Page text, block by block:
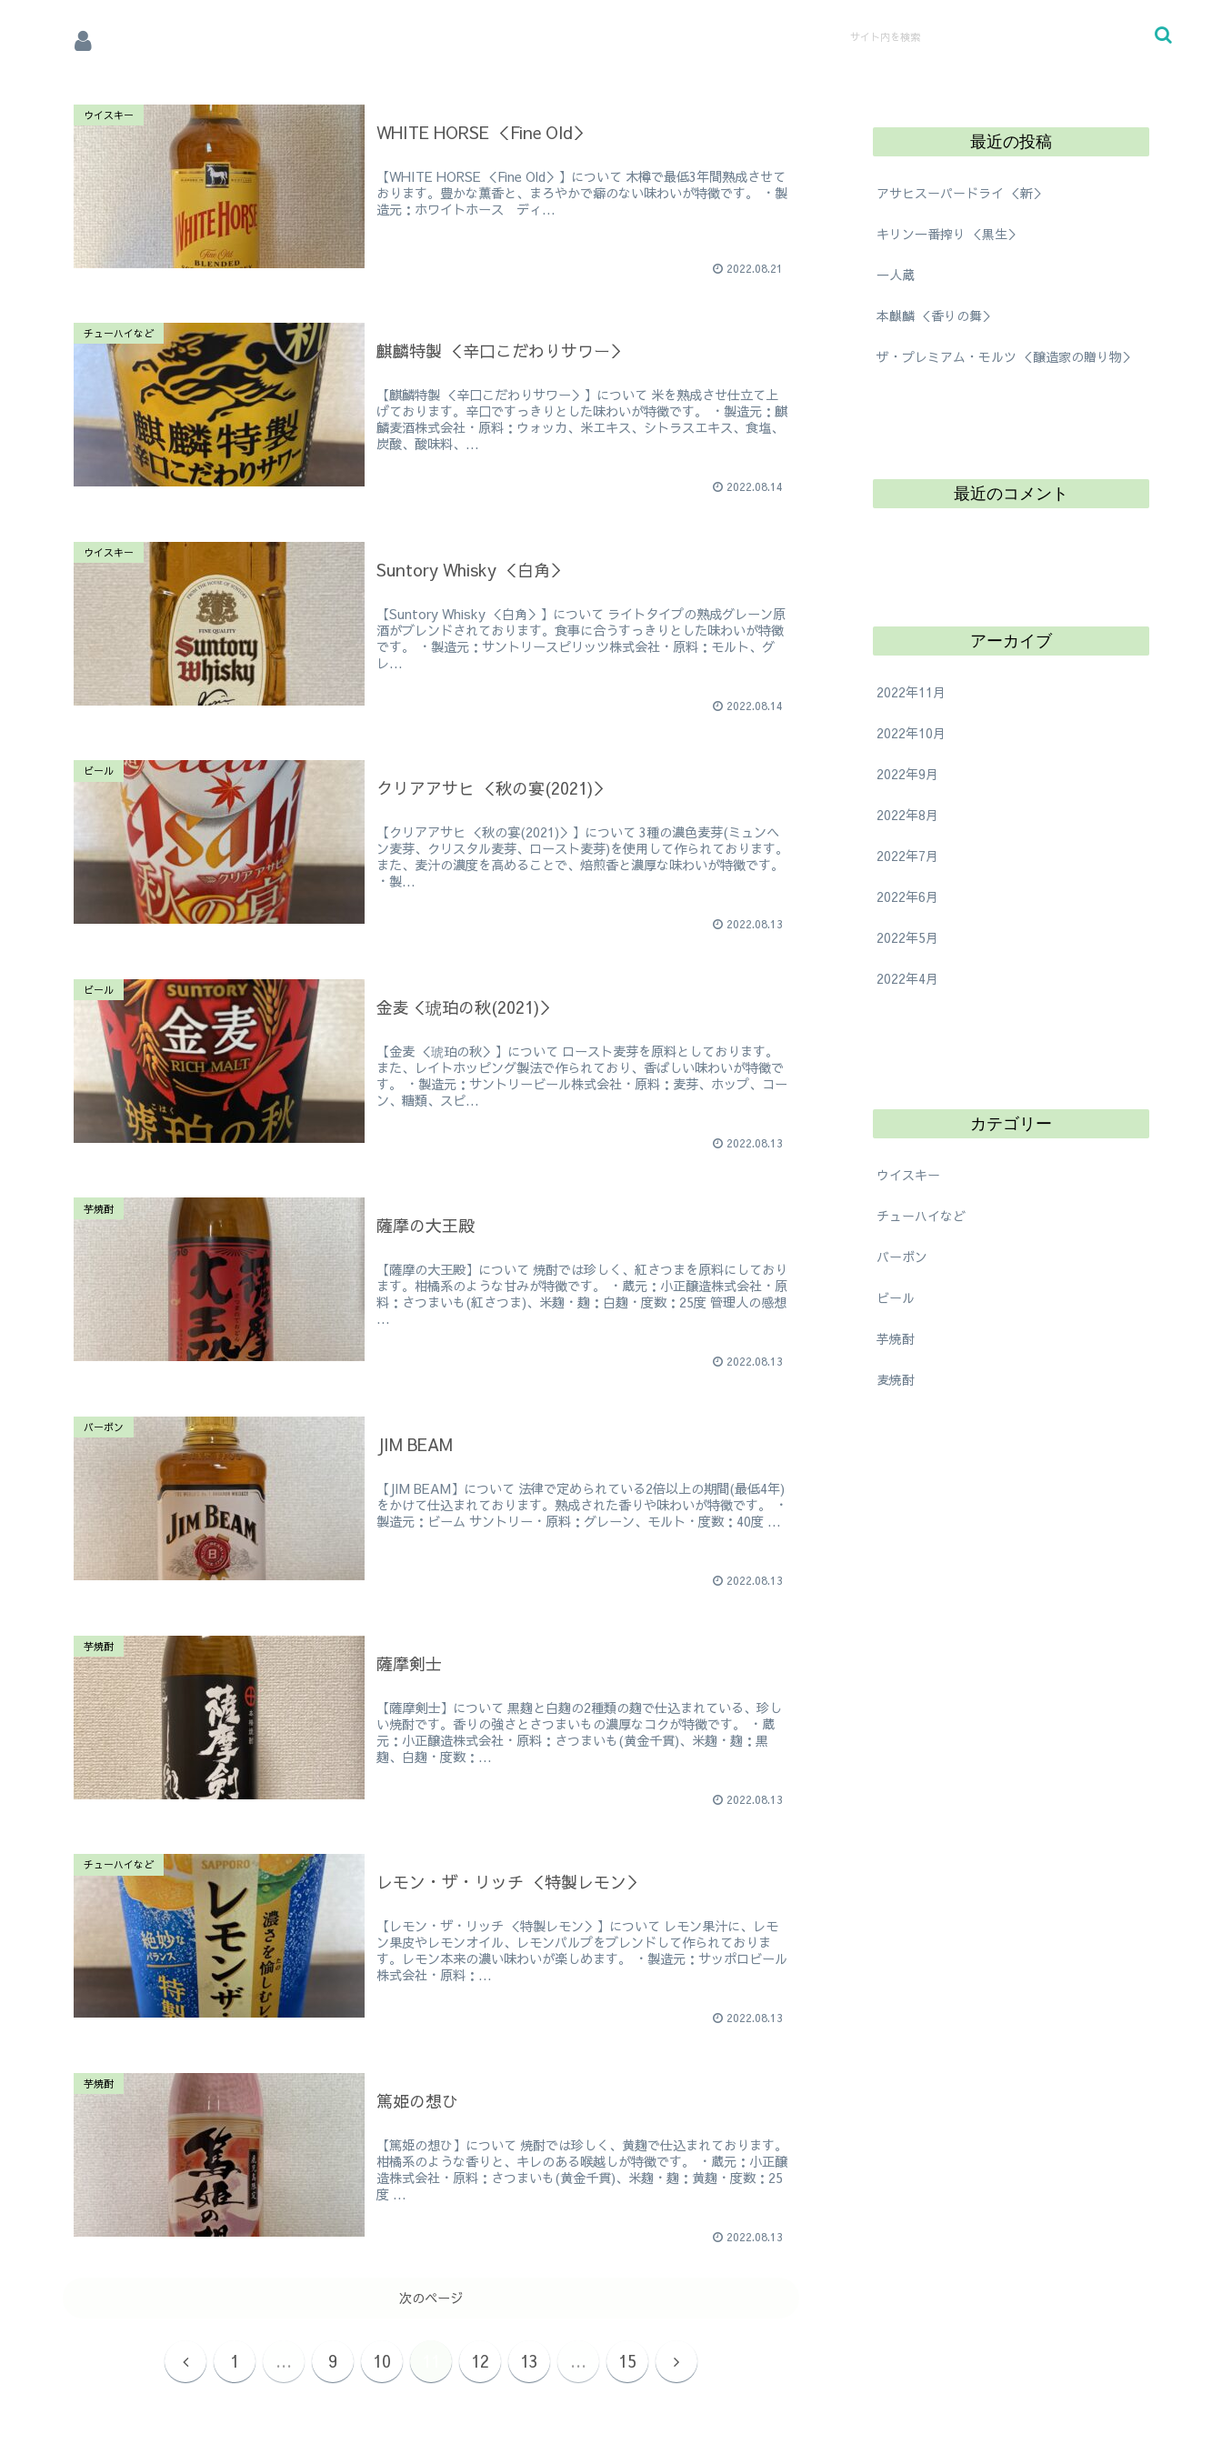
ウイスキー
WHITE HORSE ＜Fine Old＞
【WHITE HORSE ＜Fine Old＞】について 木樽で最低3年間熟成させて
おります。豊かな薫香と、まろやかで癖のない味わいが特徴です。 ・製
造元：ホワイトホース ディ...
2022.08.21
チューハイなど
麒麟特製 ＜辛口こだわりサワー＞
【麒麟特製 ＜辛口こだわりサワー＞】について 米を熟成させ仕立て上
げております。辛口ですっきりとした味わいが特徴です。 ・製造元：麒
麟麦酒株式会社・原料：ウォッカ、米エキス、シトラスエキス、食塩、
炭酸、酸味料、...
2022.08.14
ウイスキー
Suntory Whisky ＜白角＞
【Suntory Whisky ＜白角＞】について ライトタイプの熟成グレーン原
酒がブレンドされております。食事に合うすっきりとした味わいが特徴
です。 ・製造元：サントリースピリッツ株式会社・原料：モルト、グ
レ...
2022.08.14
ビール
クリアアサヒ ＜秋の宴(2021)＞
【クリアアサヒ ＜秋の宴(2021)＞】について 3種の濃色麦芽(ミュンヘ
ン麦芽、クリスタル麦芽、ロースト麦芽)を使用して作られております。
また、麦汁の濃度を高めることで、焙煎香と濃厚な味わいが特徴です。
・製...
2022.08.13
ビール
金麦＜琥珀の秋(2021)＞
【金麦 ＜琥珀の秋＞】について ロースト麦芽を原料としております。
また、レイトホッピング製法で作られており、香ばしい味わいが特徴で
す。 ・製造元：サントリービール株式会社・原料：麦芽、ホップ、コー
ン、糖類、スピ...
2022.08.13
芋焼酎
薩摩の大王殿
【薩摩の大王殿】について 焼酎では珍しく、紅さつまを原料にしており
ます。柑橘系のような甘みが特徴です。 ・蔵元：小正醸造株式会社・原
料：さつまいも(紅さつま)、米麹・麹：白麹・度数：25度 管理人の感想
...
2022.08.13
バーボン
JIM BEAM
【JIM BEAM】について 法律で定められている2倍以上の期間(最低4年)
をかけて仕込まれております。熟成された香りや味わいが特徴です。 ・
製造元：ビーム サントリー・原料：グレーン、モルト・度数：40度 ...
2022.08.13
芋焼酎
薩摩剣士
【薩摩剣士】について 黒麹と白麹の2種類の麹で仕込まれている、珍し
い焼酎です。香りの強さとさつまいもの濃厚なコクが特徴です。 ・蔵
元：小正醸造株式会社・原料：さつまいも(黄金千貫)、米麹・麹：黒
麹、白麹・度数：...
2022.08.13
チューハイなど
レモン・ザ・リッチ ＜特製レモン＞
【レモン・ザ・リッチ ＜特製レモン＞】について レモン果汁に、レモ
ン果皮やレモンオイル、レモンパルプをブレンドして作られておりま
す。レモン本来の濃い味わいが楽しめます。 ・製造元：サッポロビール
株式会社・原料：...
2022.08.13
芋焼酎
篤姫の想ひ
【篤姫の想ひ】について 焼酎では珍しく、黄麹で仕込まれております。
柑橘系のような香りと、キレのある喉越しが特徴です。 ・蔵元：小正醸
造株式会社・原料：さつまいも(黄金千貫)、米麹・麹：黄麹・度数：25
度 ...
2022.08.13
次のページ
1 … 9 10 12 13 … 15
最近の投稿
アサヒスーパードライ ＜新＞
キリン一番搾り ＜黒生＞
一人蔵
本麒麟 ＜香りの舞＞
ザ・プレミアム・モルツ ＜醸造家の贈り物＞
最近のコメント
アーカイブ
2022年11月
2022年10月
2022年9月
2022年8月
2022年7月
2022年6月
2022年5月
2022年4月
カテゴリー
ウイスキー
チューハイなど
バーボン
ビール
芋焼酎
麦焼酎